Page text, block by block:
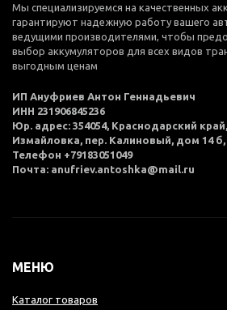
Мы специализируемся на качественных
гарантируют надежную работу вашего
ведущими производителями, чтобы
выбор аккумуляторов для всех видов
выгодным ценам
ИП Ануфриев Антон Геннадьевич
ИНН 231906845236
Юр. адрес: 354054, Краснодарский
Измайловка, пер. Калиновый, дом 14 б,
Телефон +79183051049
Почта: anufriev.antoshka@mail.ru
МЕНЮ
Каталог товаров